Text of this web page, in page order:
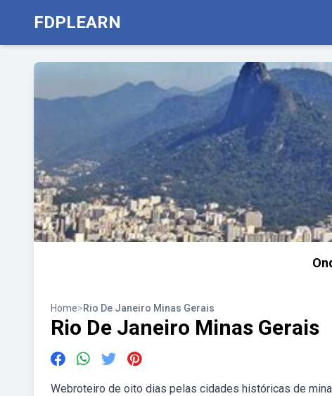
FDPLEARN
Home>Rio De Janeiro Minas Gerais
Rio De Janeiro Minas Gerais
Webroteiro de oito dias pelas cidades históricas de